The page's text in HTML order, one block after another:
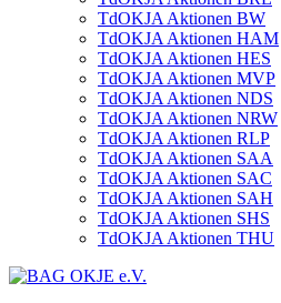
TdOKJA Aktionen BW
TdOKJA Aktionen HAM
TdOKJA Aktionen HES
TdOKJA Aktionen MVP
TdOKJA Aktionen NDS
TdOKJA Aktionen NRW
TdOKJA Aktionen RLP
TdOKJA Aktionen SAA
TdOKJA Aktionen SAC
TdOKJA Aktionen SAH
TdOKJA Aktionen SHS
TdOKJA Aktionen THU